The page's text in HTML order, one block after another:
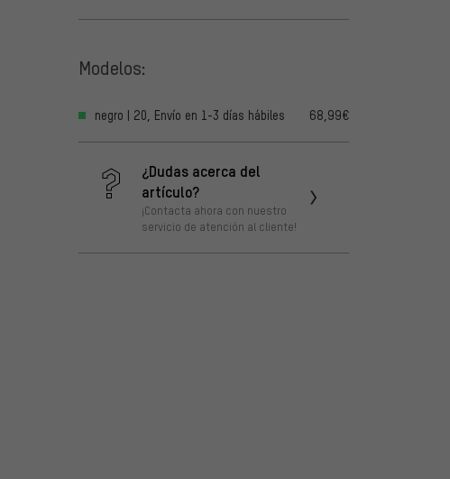
Modelos:
negro | 20, Envío en 1-3 días hábiles 68,99€
¿Dudas acerca del
artículo?
¡Contacta ahora con nuestro
servicio de atención al cliente!